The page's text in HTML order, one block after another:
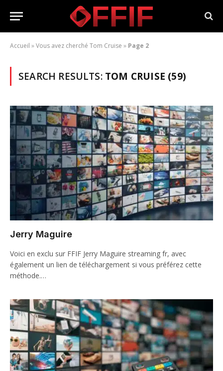
Accueil »Vous avez cherché Tom Cruise » Page 2
SEARCH RESULTS: TOM CRUISE (59)
Jerry Maguire
Voici en exclu sur FFIF Jerry Maguire streaming fr, avec
également un lien de téléchargement si vous préférez cette
méthode.…